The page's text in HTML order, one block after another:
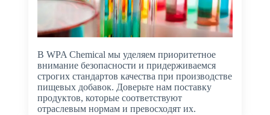
В WPA Chemical мы уделяем приоритетное
внимание безопасности и придерживаемся
строгих стандартов качества при производстве
пищевых добавок. Доверьте нам поставку
продуктов, которые соответствуют
отраслевым нормам и превосходят их.